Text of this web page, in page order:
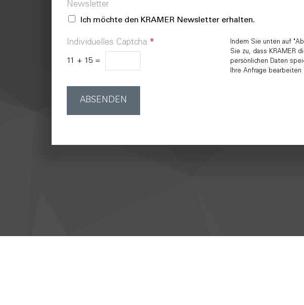
Newsletter
Ich möchte den KRAMER Newsletter erhalten.
Individuelles Captcha *
11 + 15 =
Indem Sie unten auf
Sie zu, dass KRAMER
persönlichen Daten
Ihre Anfrage bearbeiten
ABSENDEN